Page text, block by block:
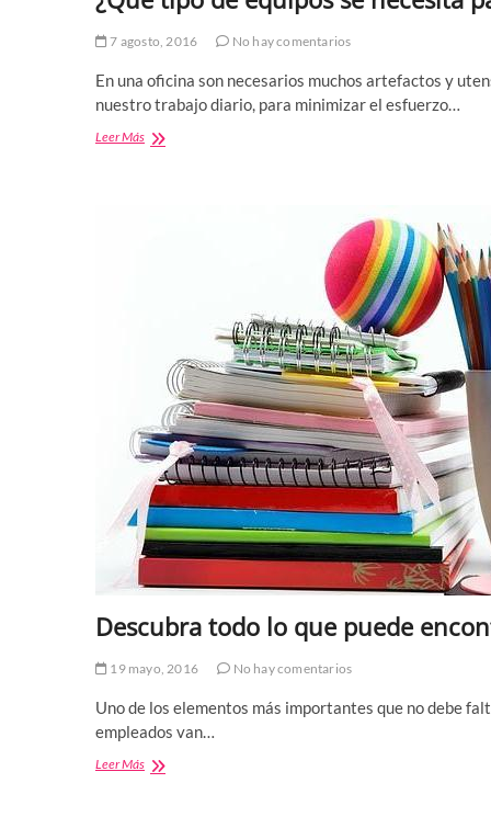
7 agosto, 2016 No hay comentarios
En una oficina son necesarios muchos artefactos y
nuestro trabajo diario, para minimizar el esfuerzo…
Leer Más¿Qué
Descubra todo lo que puede
19 mayo, 2016 No hay comentarios
Uno de los elementos más importantes que no debe
empleados van…
Leer MásDescubra